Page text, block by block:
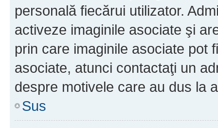
personală fiecărui utilizator.
activeze imaginile asociate şi
prin care imaginile asociate pot
asociate, atunci contactaţi un
despre motivele care au dus la
Sus